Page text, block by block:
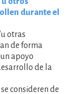
durante el
otras
de forma
apoyo
de la
consideren de